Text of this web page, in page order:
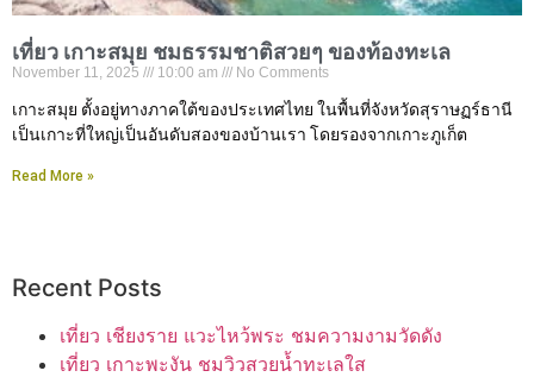
เที่ยว เกาะสมุย ชมธรรมชาติสวยๆ ของท้องทะเล
November 11, 2025 10:00 am No Comments
เกาะสมุย ตั้งอยู่ทางภาคใต้ของประเทศไทย ในพื้นที่จังหวัดสุราษฏร์ธานี
เป็นเกาะที่ใหญ่เป็นอันดับสองของบ้านเรา โดยรองจากเกาะภูเก็ต
Read More »
Recent Posts
เที่ยว เชียงราย แวะไหว้พระ ชมความงามวัดดัง
เที่ยว เกาะพะงัน ชมวิวสวยน้ำทะเลใส